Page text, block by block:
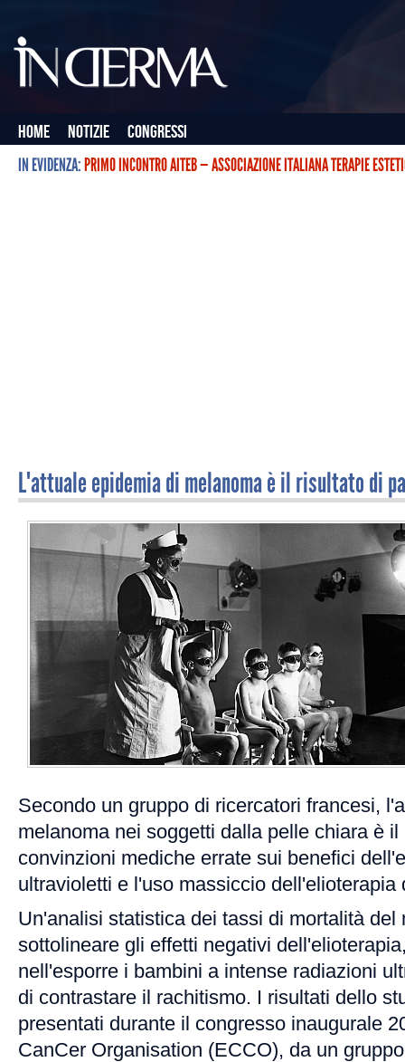
Home Notizie
Congressi
IN EVIDENZA:PRIMO INCONTRO AITEB — ASSOCIAZIONE ITALIANA TERAPIE
L'attuale epidemia di melanoma è il risultato di
Secondo un gruppo di ricercatori francesi,
melanoma nei soggetti dalla pelle chiara è il
convinzioni mediche errate sui benefici
ultravioletti e l'uso massiccio dell'elioterapia
Un'analisi statistica dei tassi di mortalità del
sottolineare gli effetti negativi
nell'esporre i bambini a intense radiazioni
di contrastare il rachitismo. I risultati dello
presentati durante il congresso inaugurale
CanCer Organisation (ECCO), da un